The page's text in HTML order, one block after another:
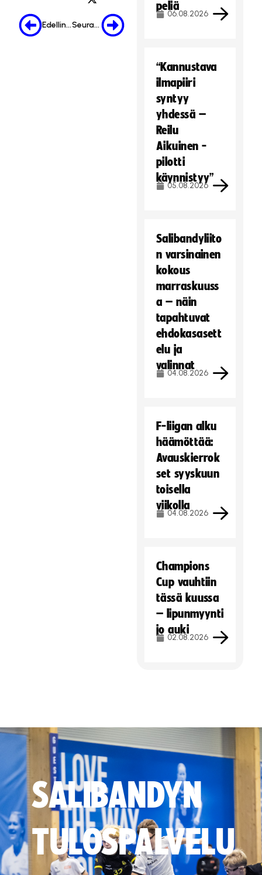
Edellinen Seuraava
peliä
06.08.2026
“Kannustava
ilmapiiri
syntyy
yhdessä –
Reilu
Aikuinen -
pilotti
käynnistyy”
05.08.2026
Salibandyliito
n varsinainen
kokous
marraskuuss
a – näin
tapahtuvat
ehdokasasett
elu ja
valinnat
04.08.2026
F-liigan alku
häämöttää:
Avauskierrok
set syyskuun
toisella
viikolla
04.08.2026
Champions
Cup vauhtiin
tässä kuussa
– lipunmyynti
jo auki
02.08.2026
SALIBANDYN
TULOSPALVELU